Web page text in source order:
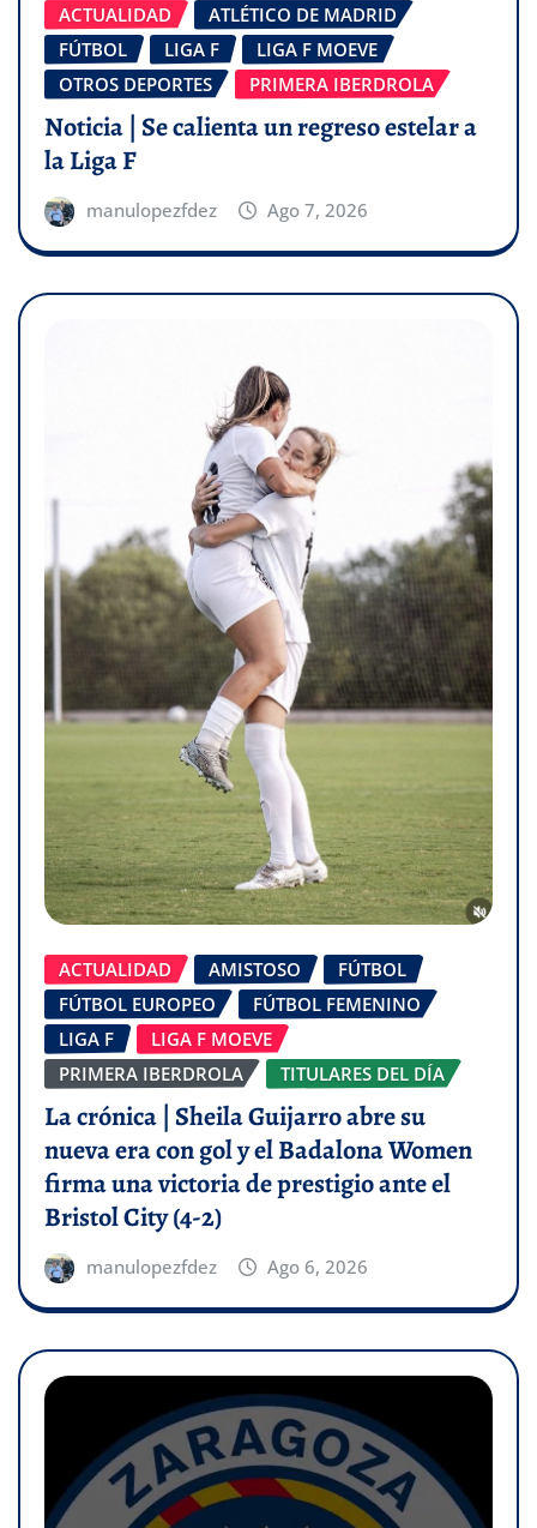
ACTUALIDAD
ATLÉTICO DE MADRID
FÚTBOL
LIGA F
LIGA F MOEVE
OTROS DEPORTES
PRIMERA IBERDROLA
Noticia | Se calienta un regreso estelar a
la Liga F
manulopezfdez Ago 7, 2026
ACTUALIDAD AMISTOSO
FÚTBOL
FÚTBOL EUROPEO
FÚTBOL FEMENINO
LIGA F
LIGA F MOEVE
PRIMERA IBERDROLA
TITULARES DEL DÍA
La crónica | Sheila Guijarro abre su
nueva era con gol y el Badalona Women
firma una victoria de prestigio ante el
Bristol City (4-2)
manulopezfdez Ago 6, 2026